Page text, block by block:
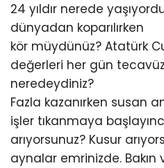
24 yıldır nerede
dünyadan koparılırken
kör müydünüz? Atatürk
değerleri her gün
neredeydiniz?
Fazla kazanırken susan
işler tıkanmaya
arıyorsunuz? Kusur
aynalar emrinizde. Bakın